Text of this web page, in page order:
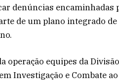
denúncias encaminhadas
de um plano integrado
operação equipes da
Investigação e Combate